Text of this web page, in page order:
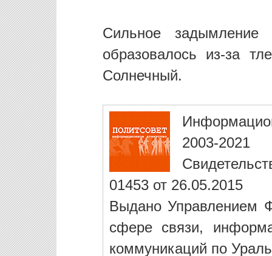
Сильное задымление
образовалось из-за
Солнечный.
2003-2021
01453 от 26.05.2015
Выдано Управлением
сфере связи,
коммуникаций по